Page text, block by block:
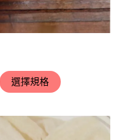
選擇規格
產
品
項
價
此